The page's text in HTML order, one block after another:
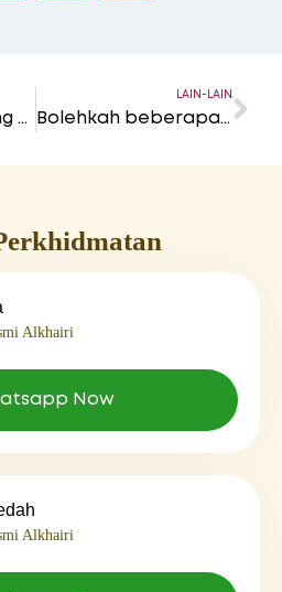
Bilakah waktu yang dibolehkan untuk menyembelih haiwan korban?
LAIN-LAIN
Bolehkah beberapa orang berkongsi seekor lembu untuk ibadah korban?
Alkhairi
Now
Alkhairi